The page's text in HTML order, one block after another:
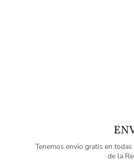
Tenemos envío gratis en
de la